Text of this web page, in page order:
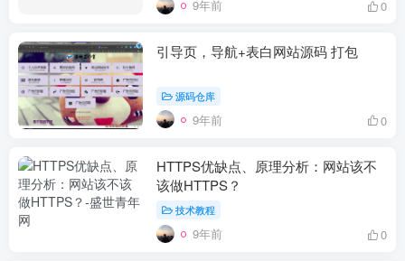
9年前 0
引导页，导航+表白网站源码 打包
源码仓库
9年前 0
HTTPS优缺点、原理分析：网站该不
该做HTTPS？
技术教程
9年前 0